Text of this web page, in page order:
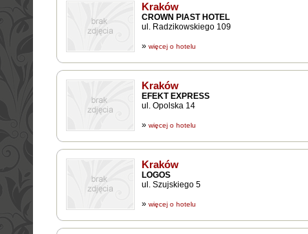
Kraków
CROWN PIAST HOTEL
ul. Radzikowskiego 109
» więcej o hotelu
Kraków
EFEKT EXPRESS
ul. Opolska 14
» więcej o hotelu
Kraków
LOGOS
ul. Szujskiego 5
» więcej o hotelu